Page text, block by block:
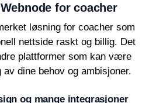
for coacher
løsning for coacher som
nettside raskt og billig. Det
plattformer som kan være
av dine behov og ambisjoner.
og mange integrasjoner